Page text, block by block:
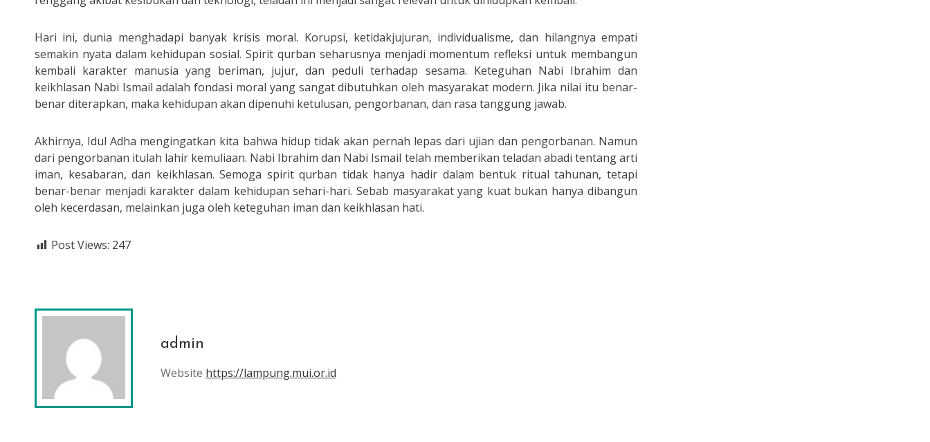
Hari ini, dunia menghadapi banyak krisis moral. Korupsi, ketidakjujuran, individualisme, dan hilangnya empati
semakin nyata dalam kehidupan sosial. Spirit qurban seharusnya menjadi momentum refleksi untuk membangun
kembali karakter manusia yang beriman, jujur, dan peduli terhadap sesama. Keteguhan Nabi Ibrahim dan
keikhlasan Nabi Ismail adalah fondasi moral yang sangat dibutuhkan oleh masyarakat modern. Jika nilai itu benar-
benar diterapkan, maka kehidupan akan dipenuhi ketulusan, pengorbanan, dan rasa tanggung jawab.
Akhirnya, Idul Adha mengingatkan kita bahwa hidup tidak akan pernah lepas dari ujian dan pengorbanan. Namun
dari pengorbanan itulah lahir kemuliaan. Nabi Ibrahim dan Nabi Ismail telah memberikan teladan abadi tentang arti
iman, kesabaran, dan keikhlasan. Semoga spirit qurban tidak hanya hadir dalam bentuk ritual tahunan, tetapi
benar-benar menjadi karakter dalam kehidupan sehari-hari. Sebab masyarakat yang kuat bukan hanya dibangun
oleh kecerdasan, melainkan juga oleh keteguhan iman dan keikhlasan hati.
Post Views: 247
admin
Website https://lampung.mui.or.id